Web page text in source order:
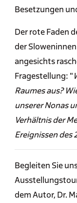
Besetzungen
Der rote Faden
der
angesichts
Fragestellung: "
Raumes aus?
unserer Nonas
Verhältnis der
Ereignissen des
Begleiten Sie
dem Autor, Dr.